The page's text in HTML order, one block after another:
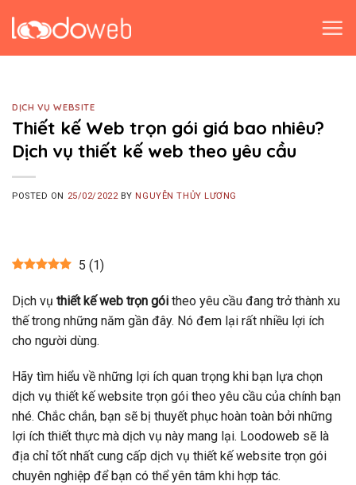
DỊCH VỤ WEBSITE
Thiết kế Web trọn gói giá bao nhiêu?
Dịch vụ thiết kế web theo yêu cầu
POSTED ON 25/02/2022 BY NGUYỄN THỦY LƯƠNG
5 (1)
Dịch vụ thiết kế web trọn gói theo yêu cầu đang trở thành xu
thế trong những năm gần đây. Nó đem lại rất nhiều lợi ích
cho người dùng.
Hãy tìm hiểu về những lợi ích quan trọng khi bạn lựa chọn
dịch vụ thiết kế website trọn gói theo yêu cầu của chính bạn
nhé. Chắc chắn, bạn sẽ bị thuyết phục hoàn toàn bởi những
lợi ích thiết thực mà dịch vụ này mang lại. Loodoweb sẽ là
địa chỉ tốt nhất cung cấp dịch vụ thiết kế website trọn gói
chuyên nghiệp để bạn có thể yên tâm khi hợp tác.